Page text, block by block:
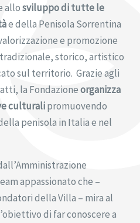
allosviluppo di tutte le
e della Penisola Sorrentina
e promozione
storico, artistico
sul territorio. Grazie agli
la Fondazioneorganizza
culturalipromuovendo
penisola in Italia e nel
appassionato che –
della Villa – mira al
di far conoscere a